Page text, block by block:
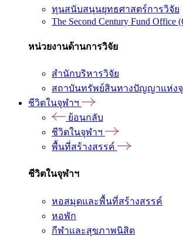
ทุนสนับสนุนยุทธศาสตร์การวิจัย
The Second Century Fund Office
หน่วยงานด้านการวิจัย
สำนักบริหารวิจัย
สถาบันทรัพย์สินทางปัญญาแห่ง
ชีวิตในจุฬาฯ
ย้อนกลับ
ชีวิตในจุฬาฯ
พื้นที่สร้างสรรค์
ชีวิตในจุฬาฯ
หอสมุดและพื้นที่สร้างสรรค์
หอพัก
กีฬาและสุขภาพนิสิต